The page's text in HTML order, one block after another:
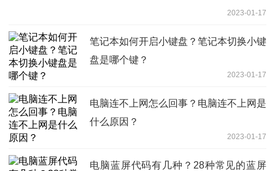
2023-01-17
笔记本如何开启小键盘？笔记本切换小键
盘是哪个键？
2023-01-17
电脑连不上网怎么回事？电脑连不上网是
什么原因？
2023-01-17
电脑蓝屏代码有几种？28种常见的蓝屏